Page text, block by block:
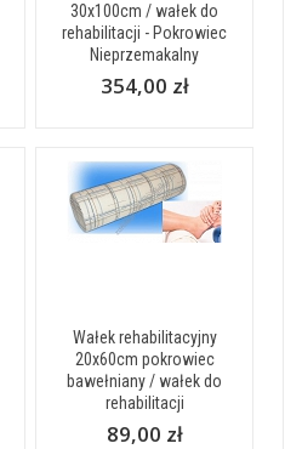
30x100cm / wałek do
rehabilitacji - Pokrowiec
Nieprzemakalny
354,00 zł
Wałek rehabilitacyjny
20x60cm pokrowiec
bawełniany / wałek do
rehabilitacji
89,00 zł